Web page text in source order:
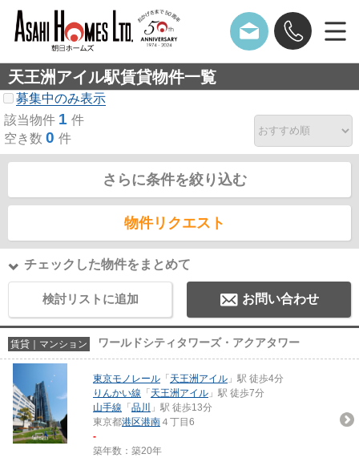
天王洲アイル駅賃貸物件一覧
募集中のみ表示
該当物件 1 件
空き数 0 件
さらに条件を絞り込む
物件リクエスト
チェックした物件をまとめて
検討リストに追加 お問い合わせ
賃貸｜マンション ワールドシティタワーズ・アクアタワー
東京モノレール 「天王洲アイル 」駅 徒歩4分
りんかい線 「天王洲アイル 」駅 徒歩7分
山手線 「品川
」駅 徒歩13分
東京都港区港南 ４丁目6
-
築年数：築20年